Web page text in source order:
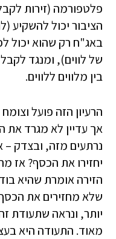
פלטפורמה (זירות
הציבור יכול להשקיע
באג"ח רק שהוא יכול
של לווים), ומנגד
בין מלווים ללווים.
הרעיון הזה פועל
אך עדיין לא מגרד את
נרתעים מזה, ובצדק –
יחזירו את הכסף? אז
הזירה אומרת שהיא
שלא מחזירים את
יותר, ונראה שתעודת
מאוד. התעודה היא